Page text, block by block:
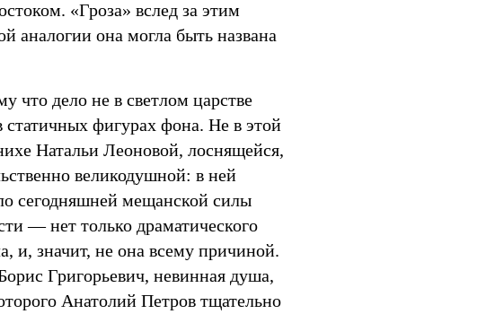
«Гроза» вслед за этим
аналогии она могла быть названа
что дело не в светлом царстве
статичных фигурах фона. Не в этой
Натальи Леоновой, лоснящейся,
великодушной: в ней
сегодняшней мещанской силы
— нет только драматического
и, значит, не она всему причиной.
Григорьевич, невинная душа,
Анатолий Петров тщательно